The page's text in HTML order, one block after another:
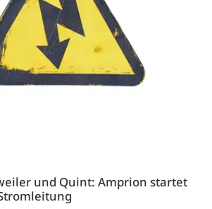
und Quint: Amprion startet